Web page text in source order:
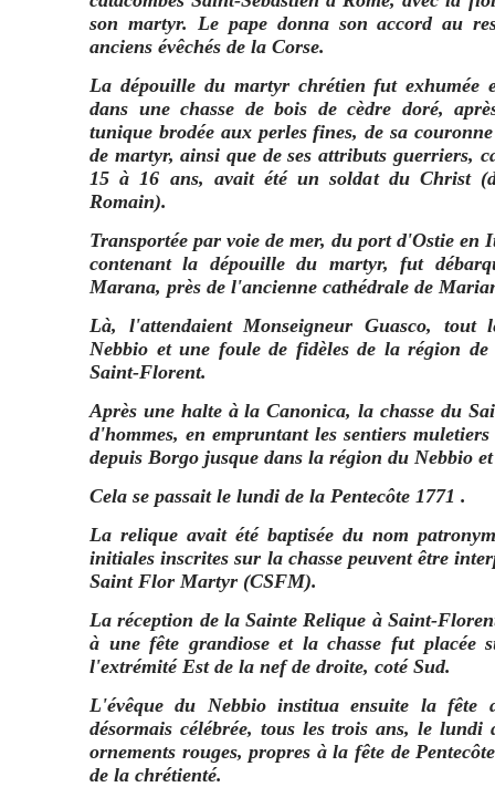
son martyr. Le pape donna son accord au
anciens évêchés de la Corse.
La dépouille du martyr chrétien fut exhumée
dans une chasse de bois de cèdre doré,
tunique brodée aux perles fines, de sa
de martyr, ainsi que de ses attributs guerriers,
15 à 16 ans, avait été un soldat du Christ
Romain).
Transportée par voie de mer, du port d'Ostie en
contenant la dépouille du martyr, fut
Marana, près de l'ancienne cathédrale de
Là, l'attendaient Monseigneur Guasco, tout
Nebbio et une foule de fidèles de la région
Saint-Florent.
Après une halte à la Canonica, la chasse du
d'hommes, en empruntant les sentiers
depuis Borgo jusque dans la région du Nebbio
Cela se passait le lundi de la Pentecôte 1771 .
La relique avait été baptisée du nom
initiales inscrites sur la chasse peuvent être
Saint Flor Martyr (CSFM).
La réception de la Sainte Relique à Saint-
à une fête grandiose et la chasse fut placée
l'extrémité Est de la nef de droite, coté Sud.
L'évêque du Nebbio institua ensuite la
désormais célébrée, tous les trois ans, le lundi
ornements rouges, propres à la fête de
de la chrétienté.